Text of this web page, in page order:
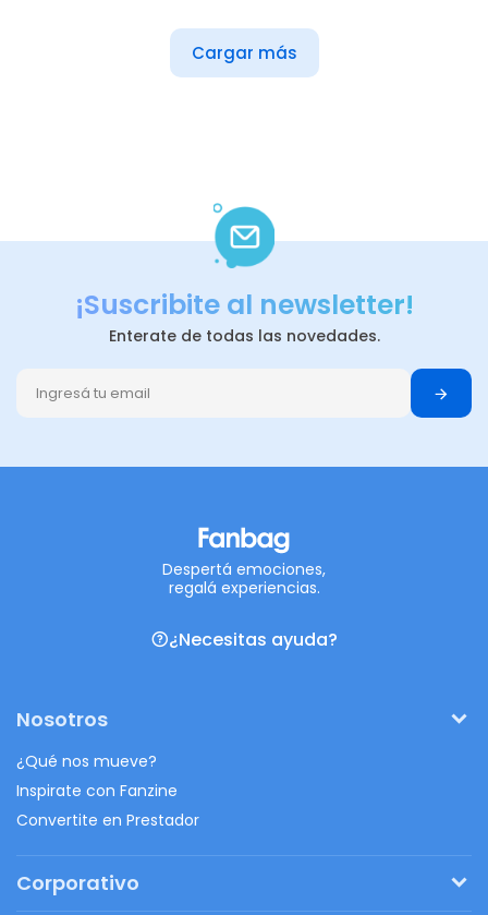
Cargar más
¡Suscribite al newsletter!
Enterate de todas las novedades.
Despertá emociones,
regalá experiencias.
¿Necesitas ayuda?
Nosotros
¿Qué nos mueve?
Inspirate con Fanzine
Convertite en Prestador
Corporativo